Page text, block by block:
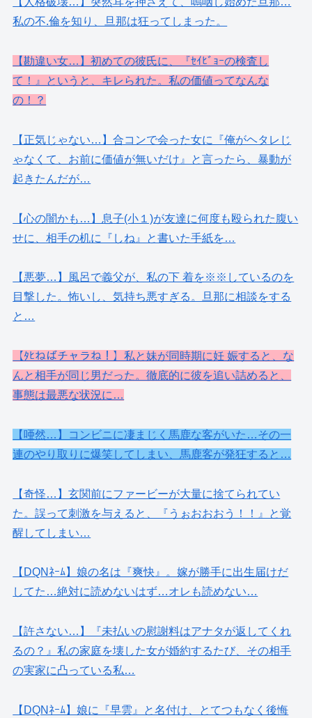
私の不.倫を知り、旦那は狂ってしまった。
【勘違い女…】初めての彼氏に、『ｾｲﾋﾞｮｰの検査し
て！』というと、キレられた。私の価値ってなんな
の！？
【正気じゃない…】合コンで会った女に『俺がヘタレじ
ゃなくて、お前に価値が無いだけ』と言ったら、暴動が
起きたんだが…
【心の闇かも…】息子(小１)が友達に何度も殴られた腹い
せに、相手の机に『しね』と書いた手紙を…
【悪夢…】風呂で義父が、私の下 着を※※しているのを
目撃した。怖いし、気持ち悪すぎる。旦那に相談をする
と…
【ﾀﾋねばチャラね！】私と妹が同時期に妊 娠すると、な
んと相手が同じ男だった。徹底的に彼を追い詰めると、
事態は最悪な状況に…
【唖然…】コンビニに凄まじく馬鹿な客がいた…その一
連のやり取りに爆笑してしまい、馬鹿客が発狂すると…
【奇怪…】玄関前にファービーが大量に捨てられてい
た。誤って刺激を与えると、『うぉおおおう！！』と覚
醒してしまい…
【DQNﾈｰﾑ】娘の名は『爽快』。嫁が勝手に出生届けだ
してた…絶対に読めないはず…オレも読めない…
【許さない…】『未払いの慰謝料はアナタが返してくれ
るの？』私の家庭を壊した女が婚約するたび、その相手
の実家に凸っている私…
【DQNﾈｰﾑ】娘に『早雲』と名付け、とてつもなく後悔